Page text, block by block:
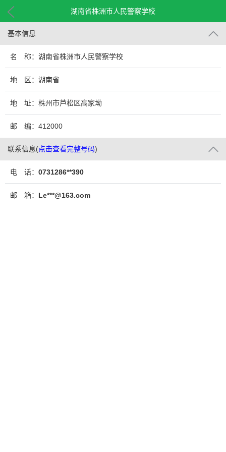
湖南省株洲市人民警察学校
基本信息
名 称：湖南省株洲市人民警察学校
地 区：湖南省
地 址：株州市芦松区高家坳
邮 编：412000
联系信息(点击查看完整号码)
电 话： 0731286**390
邮 箱： Le***@163.com